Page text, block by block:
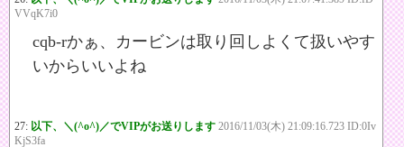
VVqK7i0
cqb-rかぁ、カービンは取り回しよくて扱いやす
いからいいよね
27: 以下、＼(^o^)／でVIPがお送りします 2016/11/03(木) 21:09:16.723 ID:0Iv
KjS3fa